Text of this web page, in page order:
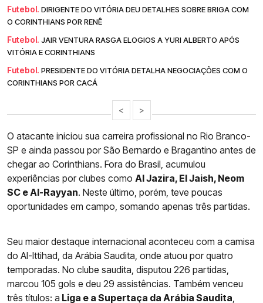
Futebol. DIRIGENTE DO VITÓRIA DEU DETALHES SOBRE BRIGA COM
O CORINTHIANS POR RENÊ
Futebol. JAIR VENTURA RASGA ELOGIOS A YURI ALBERTO APÓS
VITÓRIA E CORINTHIANS
Futebol. PRESIDENTE DO VITÓRIA DETALHA NEGOCIAÇÕES COM O
CORINTHIANS POR CACÁ
< >
O atacante iniciou sua carreira profissional no Rio Branco-
SP e ainda passou por São Bernardo e Bragantino antes de
chegar ao Corinthians. Fora do Brasil, acumulou
experiências por clubes como Al Jazira, El Jaish, Neom
SC e Al-Rayyan. Neste último, porém, teve poucas
oportunidades em campo, somando apenas três partidas.
Seu maior destaque internacional aconteceu com a camisa
do Al-Ittihad, da Arábia Saudita, onde atuou por quatro
temporadas. No clube saudita, disputou 226 partidas,
marcou 105 gols e deu 29 assistências. Também venceu
três títulos: a Liga e a Supertaça da Arábia Saudita,